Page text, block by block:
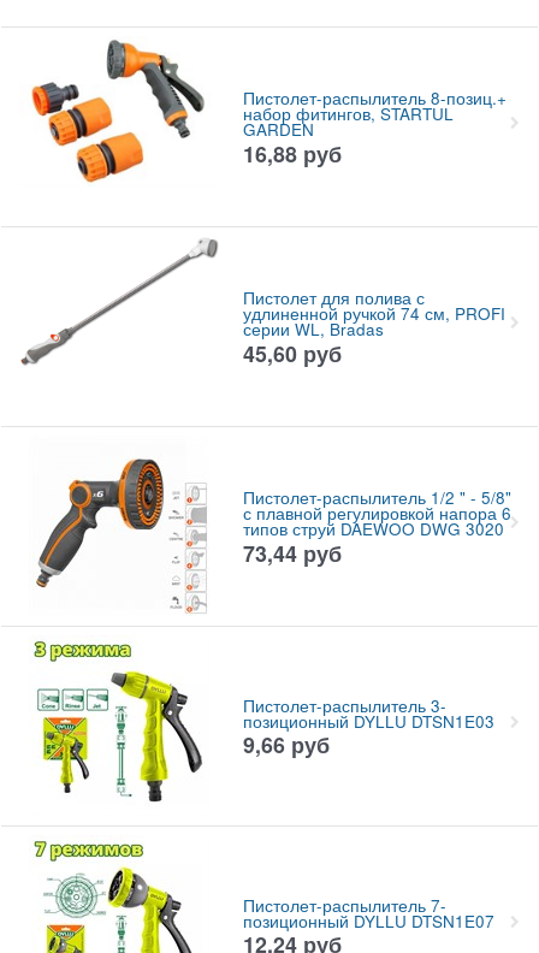
Пистолет-распылитель 8-позиц.+
набор фитингов, STARTUL
GARDEN
16,88 руб
Пистолет для полива с
удлиненной ручкой 74 см, PROFI
серии WL, Bradas
45,60 руб
Пистолет-распылитель 1/2 " - 5/8"
с плавной регулировкой напора 6
типов струй DAEWOO DWG 3020
73,44 руб
Пистолет-распылитель 3-
позиционный DYLLU DTSN1E03
9,66 руб
Пистолет-распылитель 7-
позиционный DYLLU DTSN1E07
12,24 руб